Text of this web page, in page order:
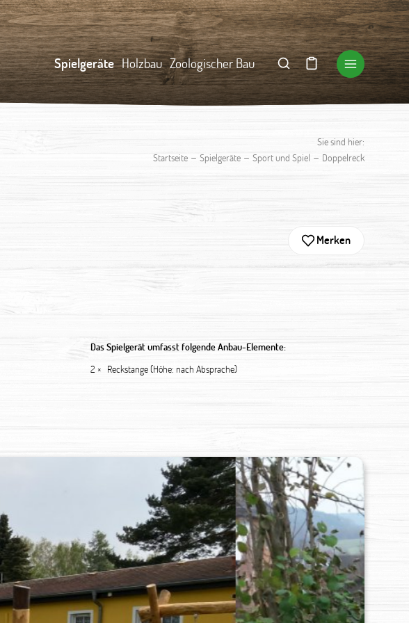
Spielgeräte Holzbau Zoologischer Bau
Sie sind hier:
Startseite – Spielgeräte – Sport und Spiel – Doppelreck
Merken
Das Spielgerät umfasst folgende Anbau-Elemente:
2 × Reckstange (Höhe: nach Absprache)